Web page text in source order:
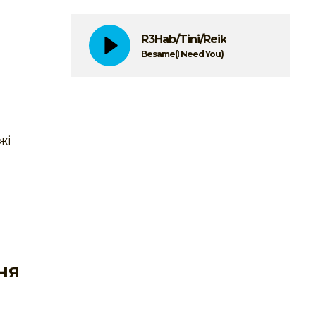
R3Hab/Tini/Reik
Besame(I Need You)